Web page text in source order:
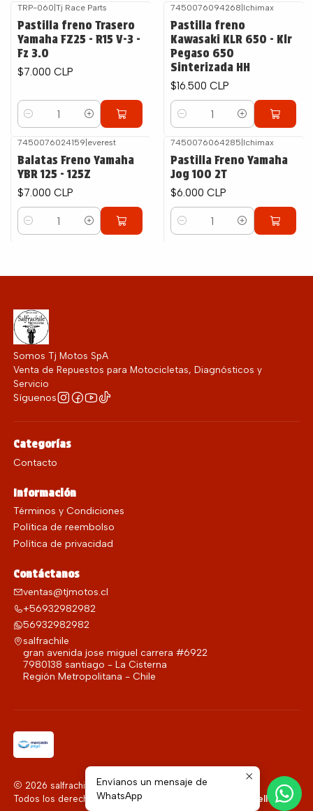
TRP-060 Tj Race Parts
Pastilla freno Trasero
Yamaha FZ25 - R15 V-3 -
Fz 3.0
$7.000 CLP
Cantidad
7450076094268 Ichimax
Pastilla freno
Kawasaki KLR 650 - Klr
Pegaso 650
Sinterizada HH
$16.500 CLP
Cantidad
7450076024159 everest
Balatas Freno Yamaha
YBR 125 - 125Z
$7.000 CLP
Cantidad
7450076064285 Ichimax
Pastilla Freno Yamaha
Jog 100 2T
$6.000 CLP
Cantidad
Somos Tj Motos SpA
Venta de Repuestos para Motocicletas, Diagnósticos y
Servicio
Síguenos
Categorías
Contacto
Información
Términos y Condiciones
Política de reembolso
Política de privacidad
Contáctanos
ventas@tjmotos.cl
+56932982982
56932982982
salfrachile
gran avenida jose miguel carrera #6922
7980138 santiago - La Cisterna
Región Metropolitana - Chile
2026 salfrachile.
Todos los derechos reservados.
Desarrollado por Jumpseller.
Envíanos un mensaje de
WhatsApp